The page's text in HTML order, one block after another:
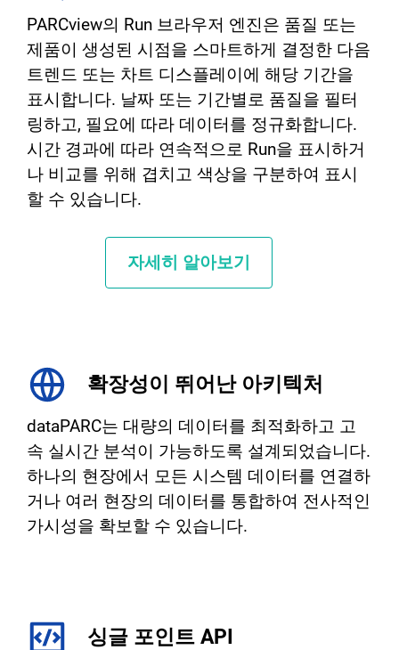
PARCview의 Run 브라우저 엔진은 품질 또는
제품이 생성된 시점을 스마트하게 결정한 다음
트렌드 또는 차트 디스플레이에 해당 기간을
표시합니다. 날짜 또는 기간별로 품질을 필터
링하고, 필요에 따라 데이터를 정규화합니다.
시간 경과에 따라 연속적으로 Run을 표시하거
나 비교를 위해 겹치고 색상을 구분하여 표시
할 수 있습니다.
자세히 알아보기
확장성이 뛰어난 아키텍처
dataPARC는 대량의 데이터를 최적화하고 고
속 실시간 분석이 가능하도록 설계되었습니다.
하나의 현장에서 모든 시스템 데이터를 연결하
거나 여러 현장의 데이터를 통합하여 전사적인
가시성을 확보할 수 있습니다.
싱글 포인트 API